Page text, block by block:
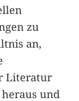
zu
an,
Literatur
und